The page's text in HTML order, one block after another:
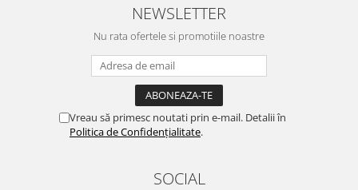
NEWSLETTER
Nu rata ofertele si promotiile noastre
Vreau să primesc noutati prin e-mail. Detalii în
Politica de Confidențialitate.
SOCIAL